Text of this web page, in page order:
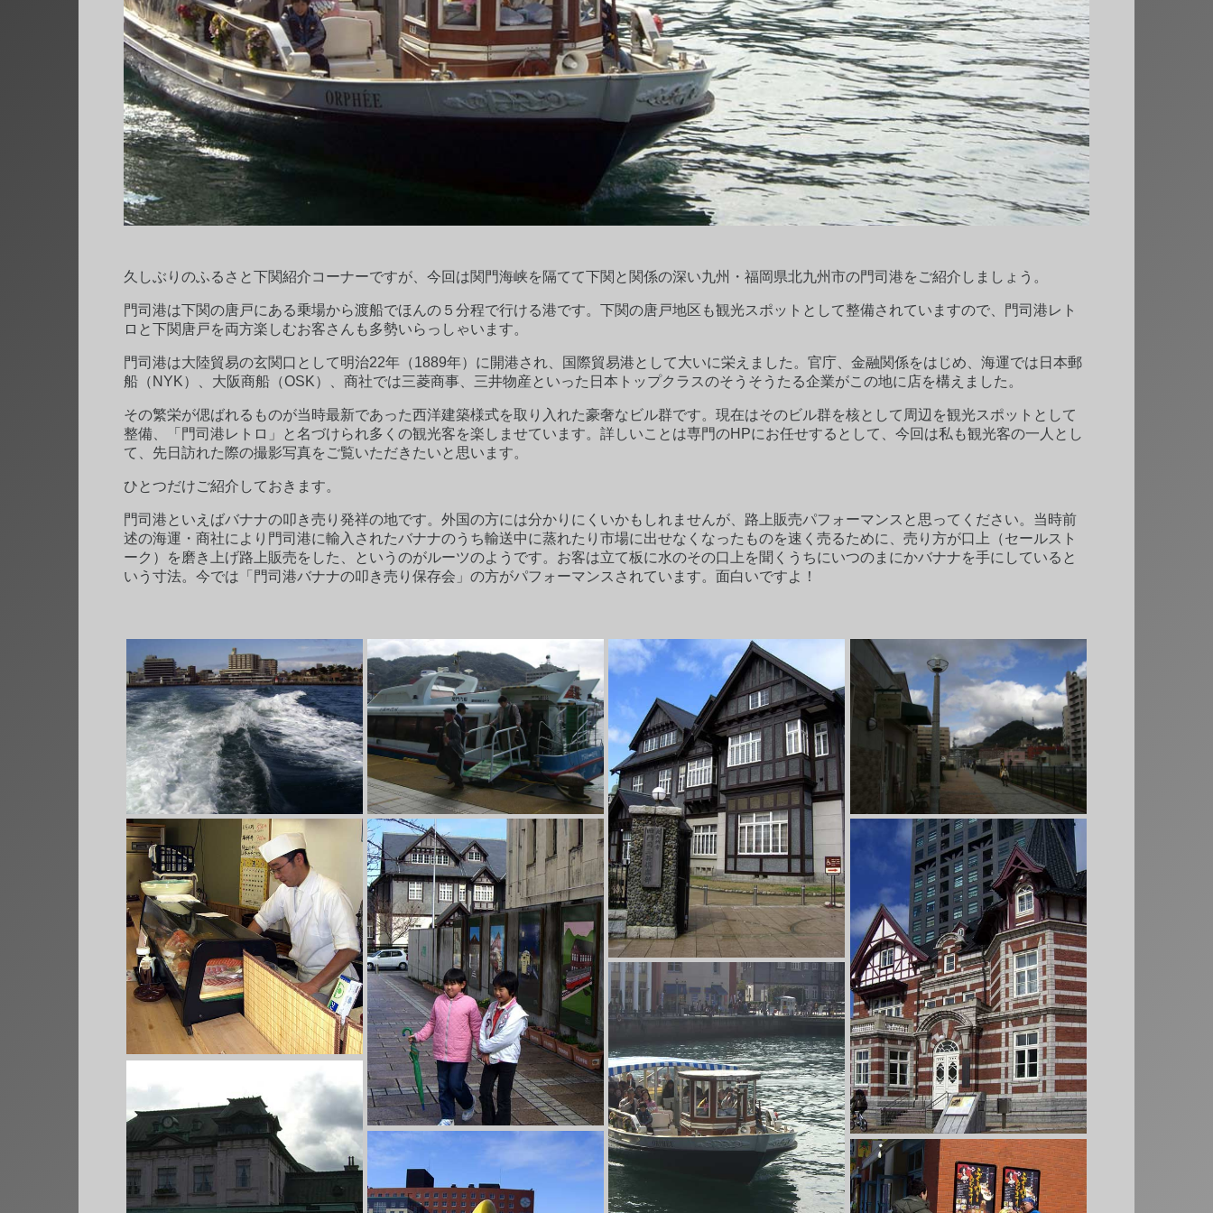
久しぶりのふるさと下関紹介コーナーですが、今回は関門海峡を隔てて下関と関係の深い九州・福岡県北九州市の門司港をご紹介しましょう。
門司港は下関の唐戸にある乗場から渡船でほんの５分程で行ける港です。下関の唐戸地区も観光スポットとして整備されていますので、門司港レト
ロと下関唐戸を両方楽しむお客さんも多勢いらっしゃいます。
門司港は大陸貿易の玄関口として明治22年（1889年）に開港され、国際貿易港として大いに栄えました。官庁、金融関係をはじめ、海運では日本郵
船（NYK）、大阪商船（OSK）、商社では三菱商事、三井物産といった日本トップクラスのそうそうたる企業がこの地に店を構えました。
その繁栄が偲ばれるものが当時最新であった西洋建築様式を取り入れた豪奢なビル群です。現在はそのビル群を核として周辺を観光スポットとして
整備、「門司港レトロ」と名づけられ多くの観光客を楽しませています。詳しいことは専門のHPにお任せするとして、今回は私も観光客の一人とし
て、先日訪れた際の撮影写真をご覧いただきたいと思います。
ひとつだけご紹介しておきます。
門司港といえばバナナの叩き売り発祥の地です。外国の方には分かりにくいかもしれませんが、路上販売パフォーマンスと思ってください。当時前
述の海運・商社により門司港に輸入されたバナナのうち輸送中に蒸れたり市場に出せなくなったものを速く売るために、売り方が口上（セールスト
ーク）を磨き上げ路上販売をした、というのがルーツのようです。お客は立て板に水のその口上を聞くうちにいつのまにかバナナを手にしていると
いう寸法。今では「門司港バナナの叩き売り保存会」の方がパフォーマンスされています。面白いですよ！